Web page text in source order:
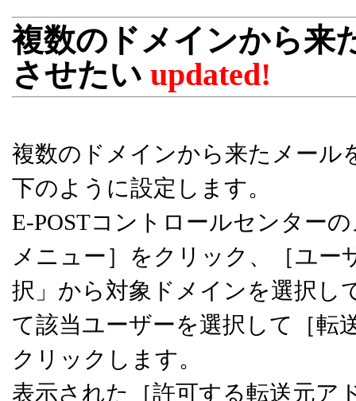
複数のドメインから来
させたい updated!
複数のドメインから来たメール
下のように設定します。
E-POSTコントロールセンター
メニュー］をクリック、［ユ
択」から対象ドメインを選択し
て該当ユーザーを選択して［転
クリックします。
表示された［許可する転送元ア